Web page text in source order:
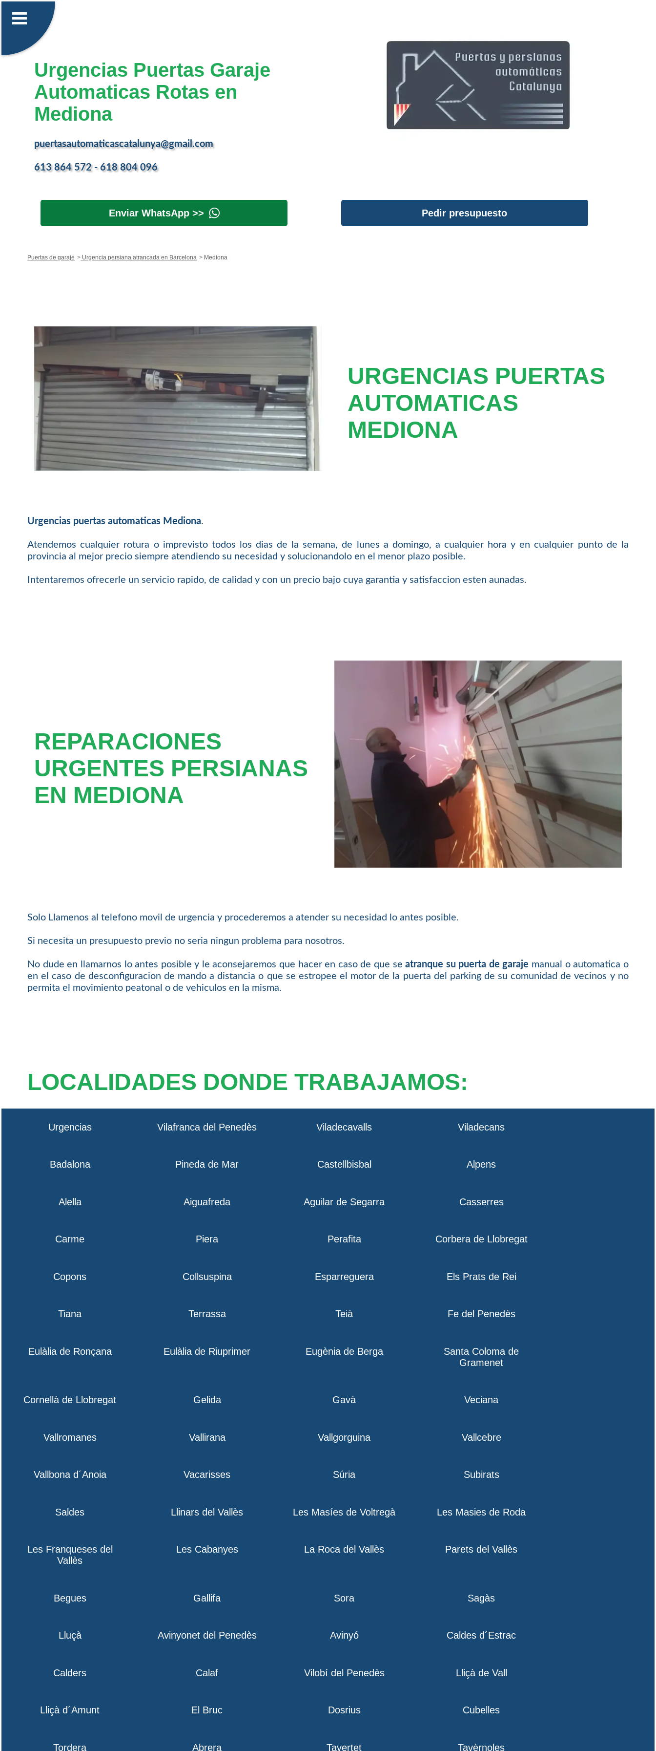
Urgencias Puertas Garaje
Automaticas Rotas en
Mediona
puertasautomaticascatalunya@gmail.com
613 864 572 - 618 804 096
Enviar WhatsApp >> Pedir presupuesto
Puertas de garaje Urgencia persiana atrancada en Barcelona Mediona
URGENCIAS PUERTAS
AUTOMATICAS
MEDIONA
Urgencias puertas automaticas Mediona.
Atendemos cualquier rotura o imprevisto todos los dias de la semana, de lunes a domingo, a cualquier hora y en cualquier punto de la
provincia al mejor precio siempre atendiendo su necesidad y solucionandolo en el menor plazo posible.
Intentaremos ofrecerle un servicio rapido, de calidad y con un precio bajo cuya garantia y satisfaccion esten aunadas.
REPARACIONES
URGENTES PERSIANAS
EN MEDIONA
Solo Llamenos al telefono movil de urgencia y procederemos a atender su necesidad lo antes posible.
Si necesita un presupuesto previo no seria ningun problema para nosotros.
No dude en llamarnos lo antes posible y le aconsejaremos que hacer en caso de que seatranque su puerta de garaje manual o automatica o
en el caso de desconfiguracion de mando a distancia o que se estropee el motor de la puerta del parking de su comunidad de vecinos y no
permita el movimiento peatonal o de vehiculos en la misma.
LOCALIDADES DONDE TRABAJAMOS:
Urgencias Vilafranca del Penedès Viladecavalls Viladecans
Badalona Pineda de Mar Castellbisbal Alpens
Alella Aiguafreda Aguilar de Segarra Casserres
Carme Piera Perafita Corbera de Llobregat
Copons Collsuspina Esparreguera Els Prats de Rei
Tiana Terrassa Teià Fe del Penedès
Eulàlia de Ronçana Eulàlia de Riuprimer Eugènia de Berga
Santa Coloma de
Gramenet
Cornellà de Llobregat Gelida Gavà Veciana
Vallromanes Vallirana Vallgorguina Vallcebre
Vallbona d´Anoia Vacarisses Súria Subirats
Saldes Llinars del Vallès Les Masíes de Voltregà Les Masies de Roda
Les Franqueses del
Vallès
Les Cabanyes La Roca del Vallès Parets del Vallès
Begues Gallifa Sora Sagàs
Lluçà Avinyonet del Penedès Avinyó Caldes d´Estrac
Calders Calaf Vilobí del Penedès Lliçà de Vall
Lliçà d´Amunt El Bruc Dosrius Cubelles
Tordera Abrera Tavertet Tavèrnoles